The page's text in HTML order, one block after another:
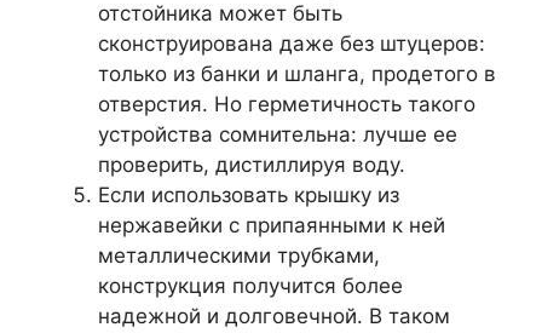
отстойника может быть
сконструирована даже без штуцеров:
только из банки и шланга, продетого в
отверстия. Но герметичность такого
устройства сомнительна: лучше ее
проверить, дистиллируя воду.
Если использовать крышку из
нержавейки с припаянными к ней
металлическими трубками,
конструкция получится более
надежной и долговечной. В таком